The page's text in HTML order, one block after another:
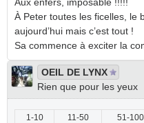
À Peter toutes les ficelles, le
aujourd’hui mais c’est tout !
Sa commence à exciter la
OEIL DE LYNX
Rien que pour les yeux
1-10 11-50 51-100